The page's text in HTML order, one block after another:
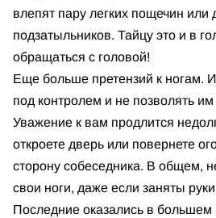
влепят пару легких пощечин или
подзатыльников. Тайцу это и в
обращаться с головой!
Еще больше претензий к ногам.
под контролем и не позволять
Уважение к вам продлится
откроете дверь или повернете
сторону собеседника. В общем,
свои ноги, даже если заняты
Последние оказались в большем